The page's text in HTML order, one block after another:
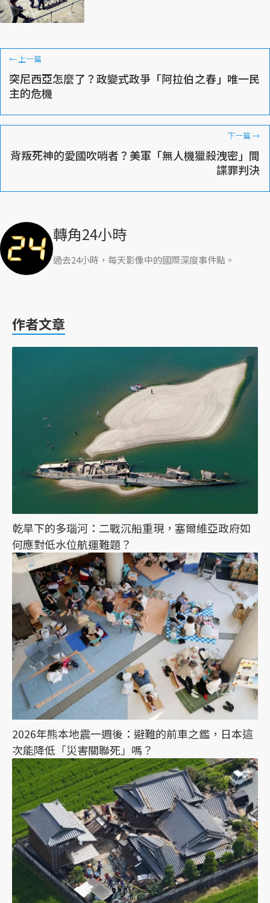
←上一篇
突尼西亞怎麼了？政變式政爭「阿拉伯之春」唯一民
主的危機
下一篇→
背叛死神的愛國吹哨者？美軍「無人機獵殺洩密」間
諜罪判決
轉角24小時
過去24小時，每天影像中的國際深度事件點。
作者文章
乾旱下的多瑙河：二戰沉船重現，塞爾維亞政府如
何應對低水位航運難題？
2026年熊本地震一週後：避難的前車之鑑，日本這
次能降低「災害關聯死」嗎？